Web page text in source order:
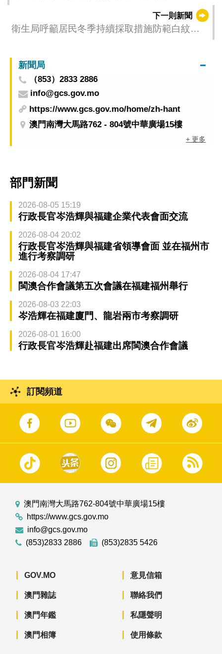
下一則新聞
衛生局呼籲居民冬季持續採取措施防範白紋伊
新聞局
（853）2833 2886
info@gcs.gov.mo
https://www.gcs.gov.mo/home/zh-hant
澳門南灣大馬路762 - 804號中華廣場15樓
+ 更多
部門新聞
2026-08-05 15:19
行政長官岑浩輝與福建企業代表會面交流
2026-08-04 20:02
行政長官岑浩輝與福建省領導會面 並在福州市
進行考察調研
2026-08-04 17:47
閩澳合作會議第五次會議在福建福州舉行
2026-08-03 22:03
岑浩輝在福建廈門、龍岩兩市考察調研
2026-08-01 16:00
行政長官岑浩輝赴福建出席閩澳合作會議
訂閱頻道
澳門南灣大馬路762-804號中華廣場15樓
https://www.gcs.gov.mo
info@gcs.gov.mo
(853)2833 2886
(853)2835 5426
GOV.MO
澳門雜誌
澳門年鑑
澳門相簿
意見信箱
聯絡我們
私隱聲明
使用條款